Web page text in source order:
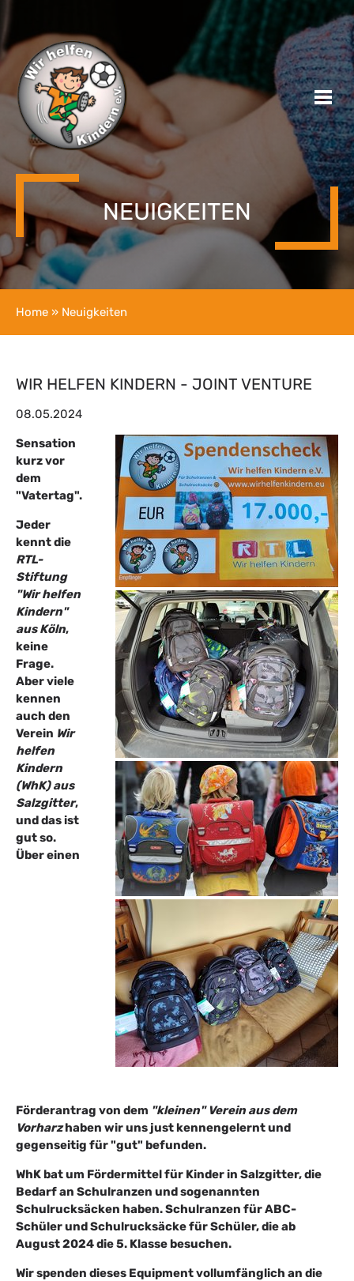
NEUIGKEITEN
Home » Neuigkeiten
WIR HELFEN KINDERN - JOINT VENTURE
08.05.2024
Sensation
kurz vor
dem
"Vatertag".
Jeder
kennt die
RTL-
Stiftung
"Wir helfen
Kindern"
aus Köln,
keine
Frage.
Aber viele
kennen
auch den
Verein Wir
helfen
Kindern
(WhK) aus
Salzgitter,
und das ist
gut so.
Über einen
Förderantrag von dem "kleinen" Verein aus dem
Vorharzhaben wir uns just kennengelernt und
gegenseitig für "gut" befunden.
WhK bat um Fördermittel für Kinder in Salzgitter, die
Bedarf an Schulranzen und sogenannten
Schulrucksäcken haben. Schulranzen für ABC-
Schüler und Schulrucksäcke für Schüler, die ab
August 2024 die 5. Klasse besuchen.
Wir spenden dieses Equipment vollumfänglich an die